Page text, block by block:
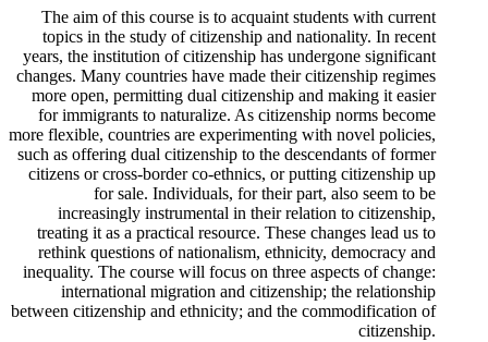
The aim of this course is to acquaint students with current
topics in the study of citizenship and nationality. In recent
years, the institution of citizenship has undergone significant
changes. Many countries have made their citizenship regimes
more open, permitting dual citizenship and making it easier
for immigrants to naturalize. As citizenship norms become
more flexible, countries are experimenting with novel policies,
such as offering dual citizenship to the descendants of former
citizens or cross-border co-ethnics, or putting citizenship up
for sale. Individuals, for their part, also seem to be
increasingly instrumental in their relation to citizenship,
treating it as a practical resource. These changes lead us to
rethink questions of nationalism, ethnicity, democracy and
inequality. The course will focus on three aspects of change:
international migration and citizenship; the relationship
between citizenship and ethnicity; and the commodification of
citizenship.